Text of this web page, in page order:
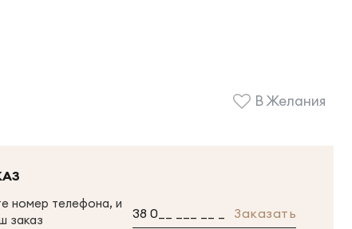
В Желания
номер телефона, и
заказ
Заказать